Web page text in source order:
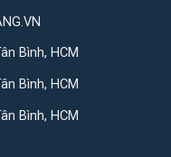
Bình, HCM
Bình, HCM
Bình, HCM